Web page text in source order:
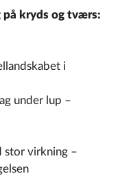
på kryds og tværs:
i
under lup –
stor virkning –